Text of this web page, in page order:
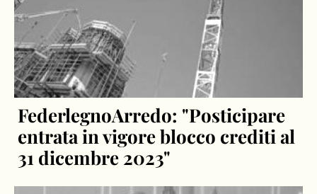
FederlegnoArredo: "Posticipare
entrata in vigore blocco crediti al
31 dicembre 2023"